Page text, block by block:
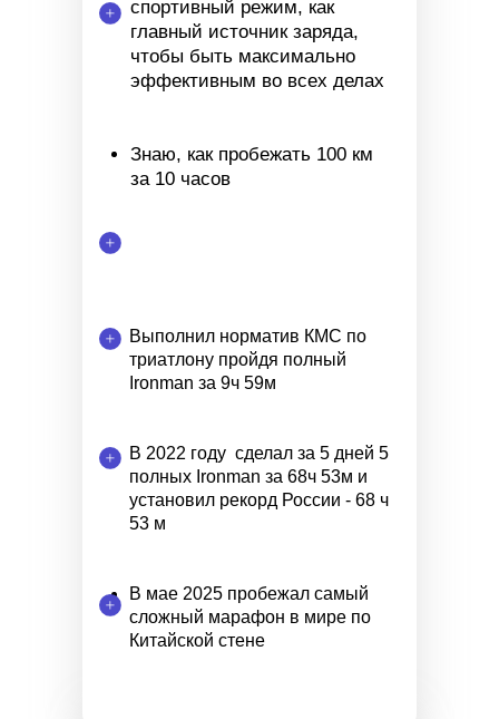
Выполнил норматив КМС по
триатлону пройдя полный
Ironman за 9ч 59м
В 2022 году сделал за 5 дней 5
полных Ironman за 68ч 53м и
установил рекорд России - 68 ч
53 м
В мае 2025 пробежал самый
сложный марафон в мире по
Китайской стене
спортивный режим, как
главный источник заряда,
чтобы быть максимально
эффективным во всех делах
Знаю, как пробежать 100 км
за 10 часов